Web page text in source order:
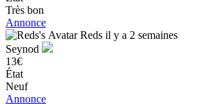
Très bon
Annonce
Reds il y a 2 semaines
Seynod
13€
État
Neuf
Annonce